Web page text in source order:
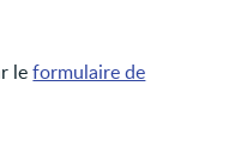
leformulaire de